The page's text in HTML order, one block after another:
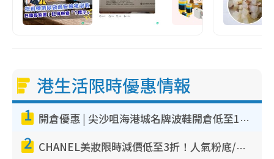
港生活限時優惠情報
1 開倉優惠 | 尖沙咀海港城名牌波鞋開倉低至1折！On鞋$899起／Joy&Peace鞋履$98起
2 CHANEL美妝限時減價低至3折！人氣粉底/唇膏/精華液低至$275！COCO香水都有平